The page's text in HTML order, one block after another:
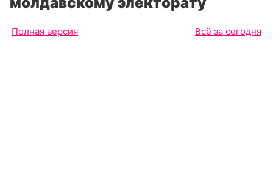
Полная версия Всё за сегодня